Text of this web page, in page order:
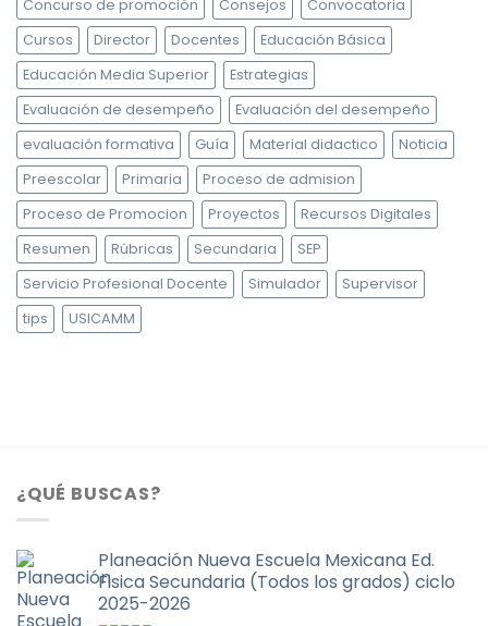
Concurso de promoción
Consejos
Convocatoria
Cursos
Director Docentes
Educación Básica
Educación Media Superior
Estrategias
Evaluación de desempeño
Evaluación del desempeño
evaluación formativa
Guía Material didactico
Noticia
Preescolar
Primaria
Proceso de admision
Proceso de Promocion
Proyectos
Recursos Digitales
Resumen
Rúbricas Secundaria
SEP
Servicio Profesional Docente
Simulador
Supervisor
tips
USICAMM
¿QUÉ BUSCAS?
Planeación Nueva Escuela Mexicana Ed.
Fisica Secundaria (Todos los grados) ciclo
2025-2026